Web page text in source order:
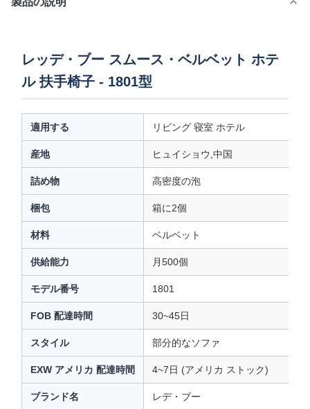
レッデ・ブー スムース・ベルベット ホテ
ル 扶手椅子 - 1801型
適用する リビング 寝室 ホテル
産地 ヒュイショウ,中国
詰め物 高密度の泡
梱包 箱に2個
材料 ベルベット
供給能力 月500個
モデル番号 1801
FOB 配達時間 30~45日
スタイル 部分的なソファ
EXW アメリカ 配達時間 4~7日 (アメリカ ストック)
ブランド名 レデ・ブー